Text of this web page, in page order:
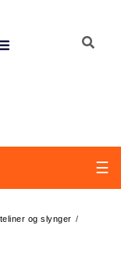
☰
og slynger /